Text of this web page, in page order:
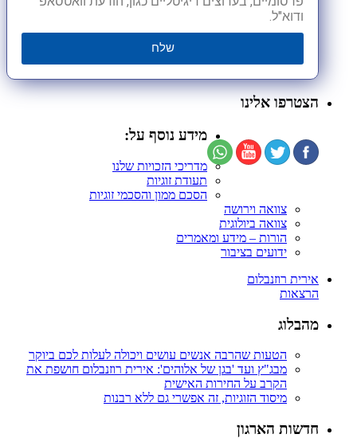
ודוא"ל.
שלח
הצטרפו אלינו
מידע נוסף על:
מדריכי הזכויות שלנו
תעודת זוגיות
הסכם ממון והסכמי זוגיות
צוואה וירושה
צוואה ביולוגית
הורות – מידע ומאמרים
ידועים בציבור
אירית רוזנבלום
הרצאות
מהבלוג
הטעות שהרבה אנשים עושים ויכולה לעלות לכם ביוקר
מבג"ץ ועד 'בגן של אלוהים': אירית רוזנבלום חושפת את
הקרב על החירות האישית
מיסוד הזוגיות, זה אפשרי גם ללא רבנות
חדשות הארגון